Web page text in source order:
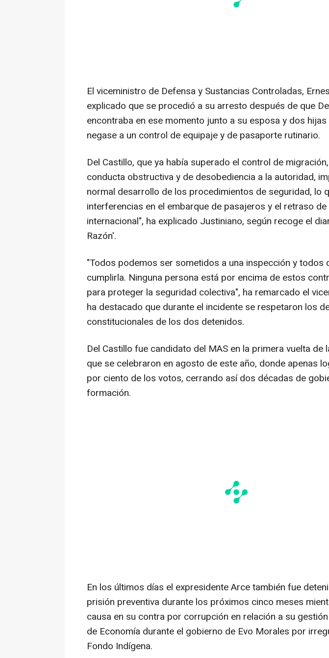
El viceministro de Defensa y Sustancias Controladas,
explicado que se procedió a su arresto después de que
encontraba en ese momento junto a su esposa y dos
negase a un control de equipaje y de pasaporte rutinario.
Del Castillo, que ya había superado el control de
conducta obstructiva y de desobediencia a la autoridad,
normal desarrollo de los procedimientos de seguridad, lo
interferencias en el embarque de pasajeros y el retraso de
internacional", ha explicado Justiniano, según recoge el
Razón'.
"Todos podemos ser sometidos a una inspección y todos
cumplirla. Ninguna persona está por encima de estos
para proteger la seguridad colectiva", ha remarcado el
ha destacado que durante el incidente se respetaron los
constitucionales de los dos detenidos.
Del Castillo fue candidato del MAS en la primera vuelta de
que se celebraron en agosto de este año, donde apenas
por ciento de los votos, cerrando así dos décadas de
formación.
En los últimos días el expresidente Arce también fue
prisión preventiva durante los próximos cinco meses
causa en su contra por corrupción en relación a su
de Economía durante el gobierno de Evo Morales por
Fondo Indígena.